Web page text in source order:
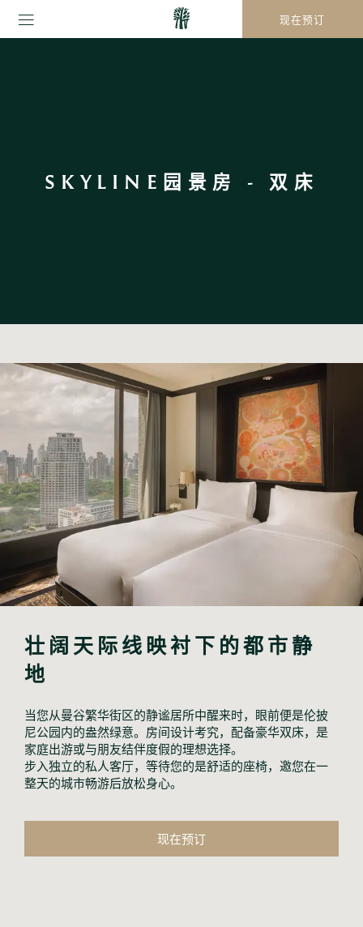
现在预订
SKYLINE园景房 - 双床
壮阔天际线映衬下的都市静
地
当您从曼谷繁华街区的静谧居所中醒来时，眼前便是伦披
尼公园内的盎然绿意。房间设计考究，配备豪华双床，是
家庭出游或与朋友结伴度假的理想选择。
步入独立的私人客厅，等待您的是舒适的座椅，邀您在一
整天的城市畅游后放松身心。
现在预订